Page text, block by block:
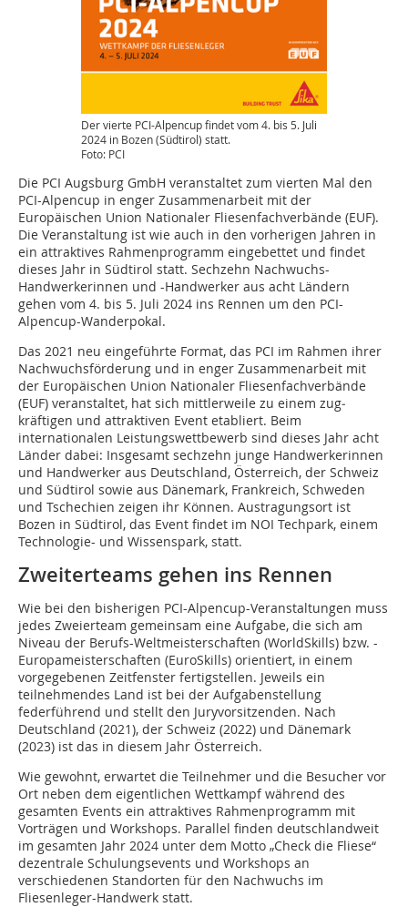
Der vierte PCI-Alpencup findet vom 4. bis 5. Juli
2024 in Bozen (Südtirol) statt.
Foto: PCI
Die PCI Augsburg GmbH veranstaltet zum vierten Mal den
PCI-Alpencup in enger Zusammenarbeit mit der
Europäischen Union Nationaler Fliesenfachverbände (EUF).
Die Veranstaltung ist wie auch in den vorherigen Jahren in
ein attraktives Rahmenprogramm ein­gebettet und findet
dieses Jahr in Südtirol statt. Sechzehn Nachwuchs-
Handwerkerinnen und -Handwerker aus acht Ländern
gehen vom 4. bis 5. Juli 2024 ins Rennen um den PCI-
Alpencup-Wanderpokal.
Das 2021 neu eingeführte Format, das PCI im Rahmen ihrer
Nachwuchsför­derung und in enger Zusammenarbeit mit
der Europäischen Union Nationaler Fliesenfachverbände
(EUF) veranstaltet, hat sich mittlerweile zu einem zug­
kräftigen und attraktiven Event etabliert. Beim
internationalen Leistungswett­bewerb sind dieses Jahr acht
Länder dabei: Insgesamt sechzehn junge Hand­werkerinnen
und Handwerker aus Deutschland, Österreich, der Schweiz
und Südtirol sowie aus Dänemark, Frankreich, Schweden
und Tschechien zeigen ihr Können. Austragungsort ist
Bozen in Südtirol, das Event findet im NOI Techpark, einem
Technolo­gie- und Wissenspark, statt.
Zweiterteams gehen ins Rennen
Wie bei den bisherigen PCI-Alpencup-Veranstaltungen muss
jedes Zweier­team gemeinsam eine Aufgabe, die sich am
Niveau der Berufs-Weltmeister­schaften (WorldSkills) bzw. -
Europameisterschaften (EuroSkills) orientiert, in einem
vorgegebenen Zeitfenster fertigstellen. Jeweils ein
teilnehmendes Land ist bei der Aufgabenstellung
federführend und stellt den Juryvorsitzenden. Nach
Deutschland (2021), der Schweiz (2022) und Dänemark
(2023) ist das in diesem Jahr Österreich.
Wie gewohnt, erwartet die Teilnehmer und die Besucher vor
Ort neben dem eigentlichen Wettkampf während des
gesamten Events ein attraktives Rah­menprogramm mit
Vorträgen und Workshops. Parallel finden deutschlandweit
im gesamten Jahr 2024 unter dem Motto „Check die Fliese“
dezentrale Schu­lungsevents und Workshops an
verschiedenen Standorten für den Nachwuchs im
Fliesenleger-Handwerk statt.